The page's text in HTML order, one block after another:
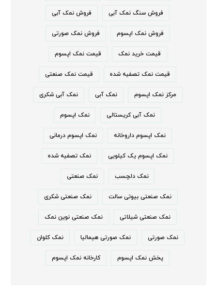
فروش سنگ نمک آبی فروش نمک آبی
فروش نمک اپسوم فروش نمک صورتی
قیمت خرید نمک قیمت نمک اپسوم
قیمت نمک تصفیه شده قیمت نمک صنعتی
مرکز نمک اپسوم نمک آبی نمک آبی شکری
نمک آبی کریستالی نمک اپسوم
نمک اپسوم داروخانه نمک اپسوم درمانی
نمک اپسوم یک کیلویی نمک تصفیه شده
نمک دلچسب نمک صنعتی
نمک صنعتی بیوتی سالت نمک صنعتی شکری
نمک صنعتی شیلاتی نمک صنعتی نوین نمک
نمک صورتی نمک صورتی هیمالیا نمک کلوان
پخش نمک اپسوم کارخانه نمک اپسوم